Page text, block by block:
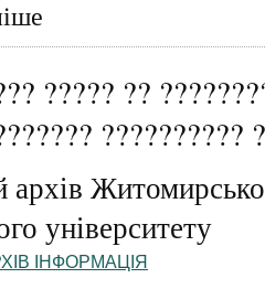
????? ??
??????????
архів
університету
ІНФОРМАЦІЯ